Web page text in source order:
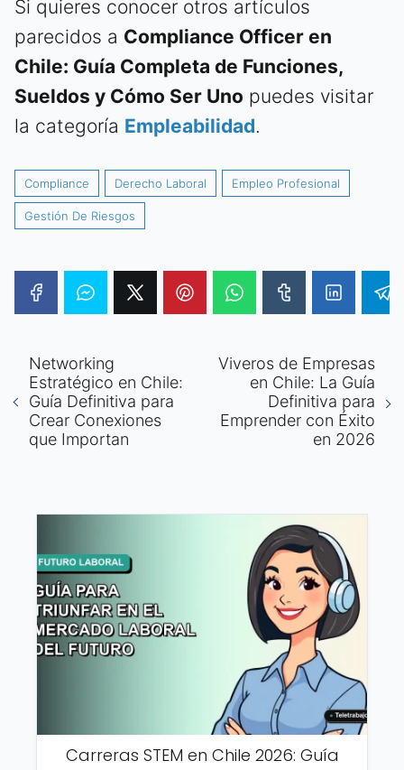
Si quieres conocer otros artículos
parecidos a Compliance Officer en
Chile: Guía Completa de Funciones,
Sueldos y Cómo Ser Uno puedes visitar
la categoría Empleabilidad.
Compliance Derecho Laboral Empleo Profesional
Gestión De Riesgos
Networking
Estratégico en Chile:
Guía Definitiva para
Crear Conexiones
que Importan
Viveros de Empresas
en Chile: La Guía
Definitiva para
Emprender con Éxito
en 2026
Carreras STEM en Chile 2026: Guía